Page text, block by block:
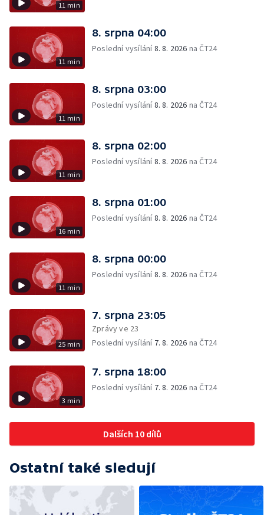
11 min
11 min
8. srpna 04:00
Poslední vysílání8. 8. 2026 na ČT24
11 min
8. srpna 03:00
Poslední vysílání8. 8. 2026 na ČT24
11 min
8. srpna 02:00
Poslední vysílání8. 8. 2026 na ČT24
16 min
8. srpna 01:00
Poslední vysílání8. 8. 2026 na ČT24
11 min
8. srpna 00:00
Poslední vysílání8. 8. 2026 na ČT24
25 min
7. srpna 23:05
Zprávy ve 23
Poslední vysílání 7. 8. 2026 na ČT24
3 min
7. srpna 18:00
Poslední vysílání 7. 8. 2026 na ČT24
Dalších 10 dílů
Ostatní také sledují